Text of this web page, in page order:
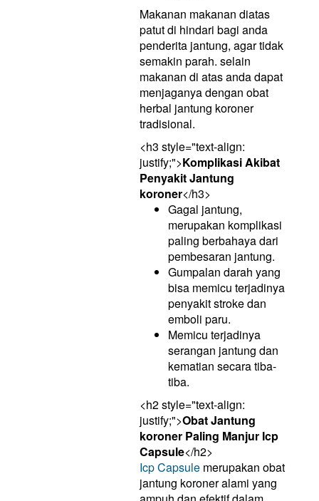
Makanan makanan diatas
patut di hindari bagi anda
penderita jantung, agar tidak
semakin parah. selain
makanan di atas anda dapat
menjaganya dengan obat
herbal jantung koroner
tradisional.
<h3 style="text-align:
justify;">Komplikasi Akibat
Penyakit Jantung
koroner</h3>
Gagal jantung,
merupakan komplikasi
paling berbahaya dari
pembesaran jantung.
Gumpalan darah yang
bisa memicu terjadinya
penyakit stroke dan
emboli paru.
Memicu terjadinya
serangan jantung dan
kematian secara tiba-
tiba.
<h2 style="text-align:
justify;">Obat Jantung
koroner Paling Manjur Icp
Capsule</h2>
Icp Capsule merupakan obat
jantung koroner alami yang